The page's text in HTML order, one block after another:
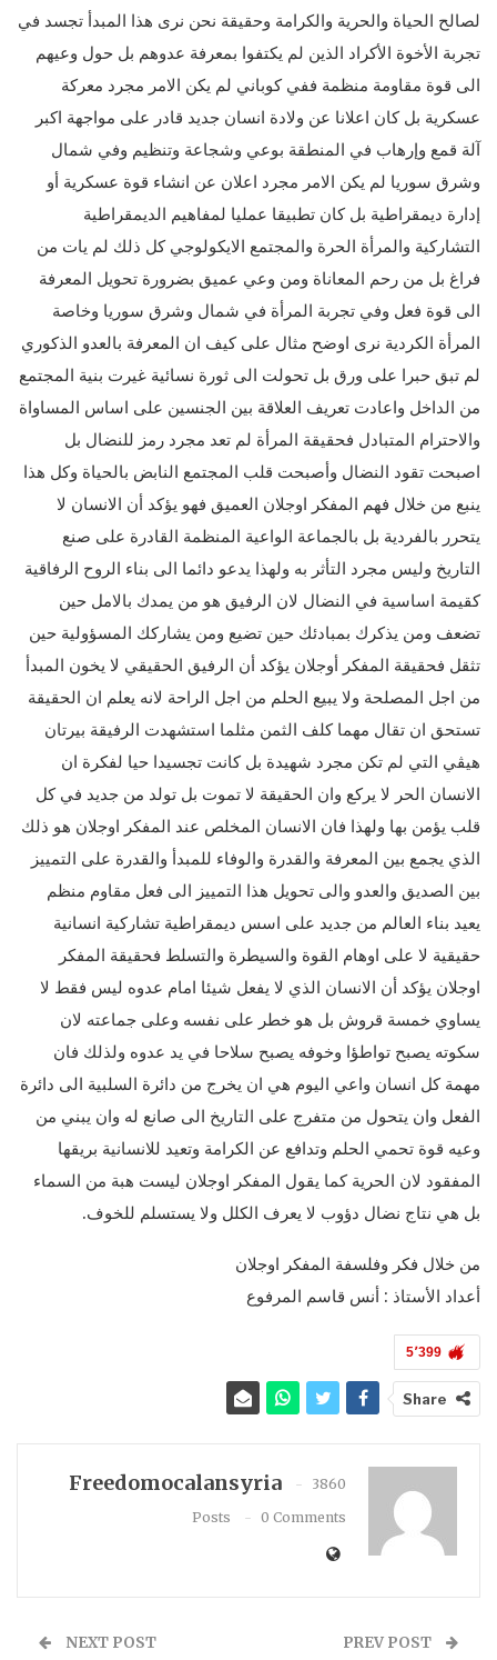
لصالح الحياة والحرية والكرامة وحقيقة نحن نرى هذا المبدأ تجسد في
تجربة الأخوة الأكراد الذين لم يكتفوا بمعرفة عدوهم بل حول وعيهم
الى قوة مقاومة منظمة ففي كوباني لم يكن الامر مجرد معركة
عسكرية بل كان اعلانا عن ولادة انسان جديد قادر على مواجهة اكبر
آلة قمع وإرهاب في المنطقة بوعي وشجاعة وتنظيم وفي شمال
وشرق سوريا لم يكن الامر مجرد اعلان عن انشاء قوة عسكرية أو
إدارة ديمقراطية بل كان تطبيقا عمليا لمفاهيم الديمقراطية
التشاركية والمرأة الحرة والمجتمع الايكولوجي كل ذلك لم يات من
فراغ بل من رحم المعاناة ومن وعي عميق بضرورة تحويل المعرفة
الى قوة فعل وفي تجربة المرأة في شمال وشرق سوريا وخاصة
المرأة الكردية نرى اوضح مثال على كيف ان المعرفة بالعدو الذكوري
لم تبق حبرا على ورق بل تحولت الى ثورة نسائية غيرت بنية المجتمع
من الداخل واعادت تعريف العلاقة بين الجنسين على اساس المساواة
والاحترام المتبادل فحقيقة المرأة لم تعد مجرد رمز للنضال بل
اصبحت تقود النضال وأصبحت قلب المجتمع النابض بالحياة وكل هذا
ينبع من خلال فهم المفكر اوجلان العميق فهو يؤكد أن الانسان لا
يتحرر بالفردية بل بالجماعة الواعية المنظمة القادرة على صنع
التاريخ وليس مجرد التأثر به ولهذا يدعو دائما الى بناء الروح الرفاقية
كقيمة اساسية في النضال لان الرفيق هو من يمدك بالامل حين
تضعف ومن يذكرك بمبادئك حين تضيع ومن يشاركك المسؤولية حين
تثقل فحقيقة المفكر أوجلان يؤكد أن الرفيق الحقيقي لا يخون المبدأ
من اجل المصلحة ولا يبيع الحلم من اجل الراحة لانه يعلم ان الحقيقة
تستحق ان تقال مهما كلف الثمن مثلما استشهدت الرفيقة بيرتان
هيڤي التي لم تكن مجرد شهيدة بل كانت تجسيدا حيا لفكرة ان
الانسان الحر لا يركع وان الحقيقة لا تموت بل تولد من جديد في كل
قلب يؤمن بها ولهذا فان الانسان المخلص عند المفكر اوجلان هو ذلك
الذي يجمع بين المعرفة والقدرة والوفاء للمبدأ والقدرة على التمييز
بين الصديق والعدو والى تحويل هذا التمييز الى فعل مقاوم منظم
يعيد بناء العالم من جديد على اسس ديمقراطية تشاركية انسانية
حقيقية لا على اوهام القوة والسيطرة والتسلط فحقيقة المفكر
اوجلان يؤكد أن الانسان الذي لا يفعل شيئا امام عدوه ليس فقط لا
يساوي خمسة قروش بل هو خطر على نفسه وعلى جماعته لان
سكوته يصبح تواطؤا وخوفه يصبح سلاحا في يد عدوه ولذلك فان
مهمة كل انسان واعي اليوم هي ان يخرج من دائرة السلبية الى دائرة
الفعل وان يتحول من متفرج على التاريخ الى صانع له وان يبني من
وعيه قوة تحمي الحلم وتدافع عن الكرامة وتعيد للانسانية بريقها
المفقود لان الحرية كما يقول المفكر اوجلان ليست هبة من السماء
بل هي نتاج نضال دؤوب لا يعرف الكلل ولا يستسلم للخوف.
من خلال فكر وفلسفة المفكر اوجلان
أعداد الأستاذ : أنس قاسم المرفوع
5٬399
Share
Freedomocalansyria
3860
Posts
0 Comments
NEXT POST